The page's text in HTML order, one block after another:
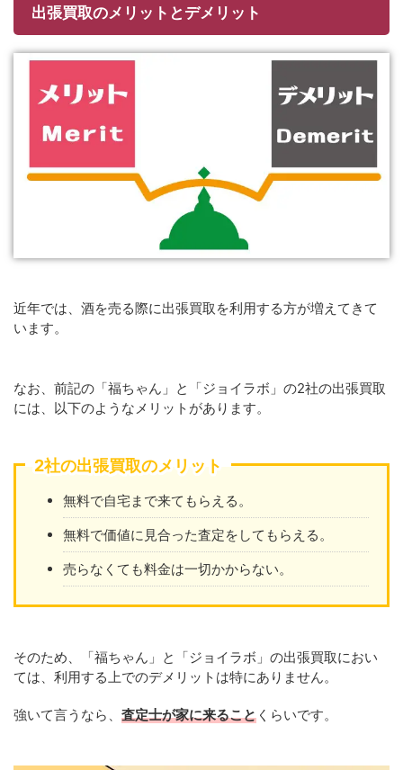
出張買取のメリットとデメリット
近年では、酒を売る際に出張買取を利用する方が増えてきて
います。
なお、前記の「福ちゃん」と「ジョイラボ」の2社の出張買取
には、以下のようなメリットがあります。
2社の出張買取のメリット
無料で自宅まで来てもらえる。
無料で価値に見合った査定をしてもらえる。
売らなくても料金は一切かからない。
そのため、「福ちゃん」と「ジョイラボ」の出張買取におい
ては、利用する上でのデメリットは特にありません。
強いて言うなら、 査定士が家に来ること くらいです。